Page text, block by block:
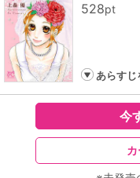
528pt
あらすじ
今